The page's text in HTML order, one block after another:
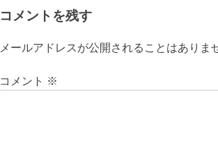
コメントを残す
メールアドレスが公開されることはありま
コメント ※